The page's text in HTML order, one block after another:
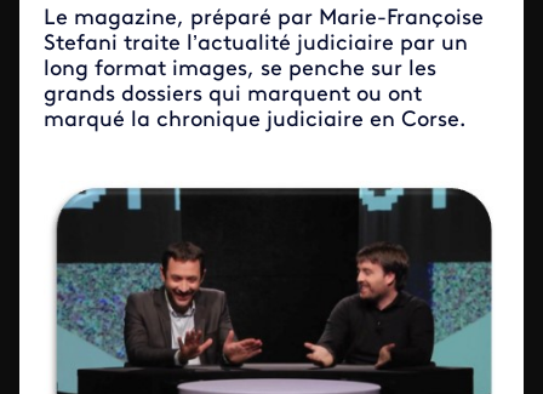
Le magazine, préparé par Marie-Françoise
Stefani traite l’actualité judiciaire par un
long format images, se penche sur les
grands dossiers qui marquent ou ont
marqué la chronique judiciaire en Corse.